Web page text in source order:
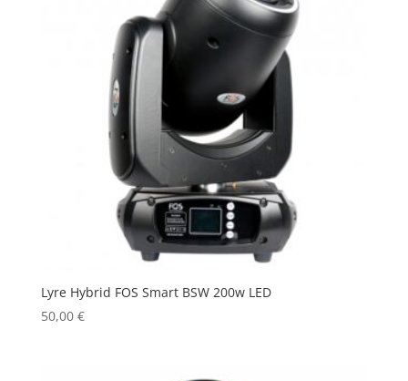
Lyre Hybrid FOS Smart BSW 200w LED
50,00 €